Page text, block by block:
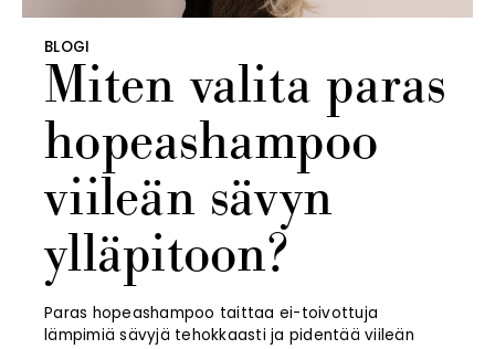
BLOGI
Miten valita paras
hopeashampoo
viileän sävyn
ylläpitoon?
Paras hopeashampoo taittaa ei-toivottuja
lämpimiä sävyjä tehokkaasti ja pidentää viileän